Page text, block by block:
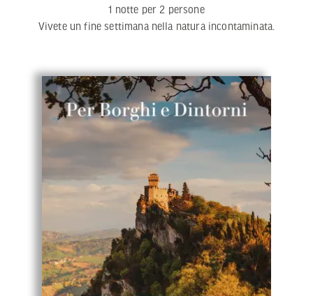
1 notte per 2 persone
Vivete un fine settimana nella natura incontaminata.